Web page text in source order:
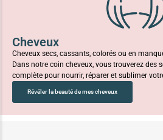
Cheveux
Cheveux secs, cassants, colorés ou en
Dans notre coin cheveux, vous trouverez des
complète pour nourrir, réparer et sublimer
Révéler la beauté de mes cheveux